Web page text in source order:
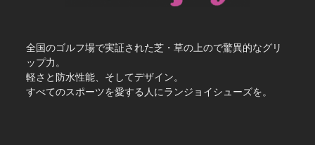
全国のゴルフ場で実証された芝・草の上ので驚異的なグリ
ップ力。
軽さと防水性能、そしてデザイン。
すべてのスポーツを愛する人にランジョイシューズを。